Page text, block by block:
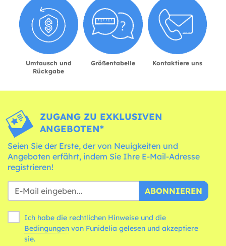
Umtausch und
Rückgabe
Größentabelle Kontaktiere uns
ZUGANG ZU EXKLUSIVEN
ANGEBOTEN*
Seien Sie der Erste, der von Neuigkeiten und
Angeboten erfährt, indem Sie Ihre E-Mail-Adresse
registrieren!
ABONNIEREN
Ich habe die rechtlichen Hinweise und die
Bedingungen
sie.